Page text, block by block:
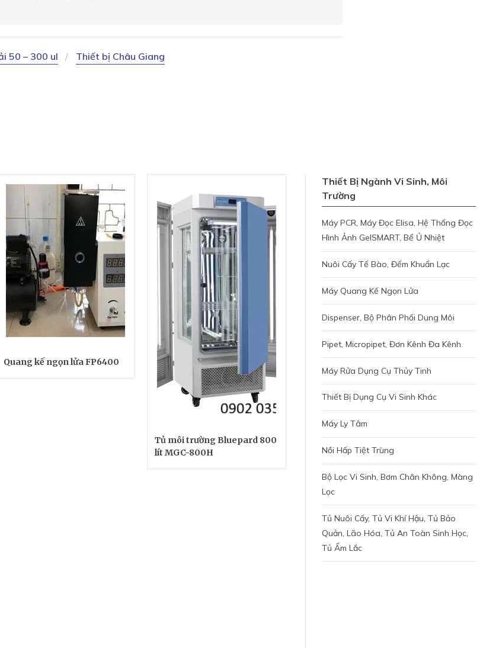
50 – 300 ul Thiết bị Châu Giang
Quang kế ngọn lửa FP6400
Tủ môi trường Bluepard 800
lít MGC-800H
Thiết Bị Ngành Vi Sinh, Môi
Trường
Máy PCR, Máy Đọc Elisa, Hệ Thống Đọc
Hình Ảnh GelSMART, Bể Ủ Nhiệt
Nuôi Cấy Tế Bào, Đếm Khuẩn Lạc
Máy Quang Kế Ngọn Lửa
Dispenser, Bộ Phân Phối Dung Môi
Pipet, Micropipet, Đơn Kênh Đa Kênh
Máy Rửa Dụng Cụ Thủy Tinh
Thiết Bị Dụng Cụ Vi Sinh Khác
Máy Ly Tâm
Nồi Hấp Tiệt Trùng
Bộ Lọc Vi Sinh, Bơm Chân Không, Màng
Lọc
Tủ Nuôi Cấy, Tủ Vi Khí Hậu, Tủ Bảo
Quản, Lão Hóa, Tủ An Toàn Sinh Học,
Tủ Ấm Lắc